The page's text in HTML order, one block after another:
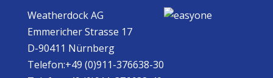
Weatherdock AG
Emmericher Strasse 17
D-90411 Nürnberg
Telefon:+49 (0)911-376638-30